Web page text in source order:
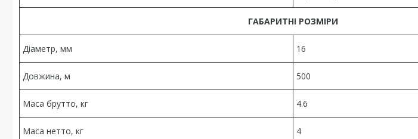
ГАБАРИТНІ РОЗМІРИ
Діаметр, мм 16
Довжина, м 500
Маса брутто, кг 4.6
Маса нетто, кг 4